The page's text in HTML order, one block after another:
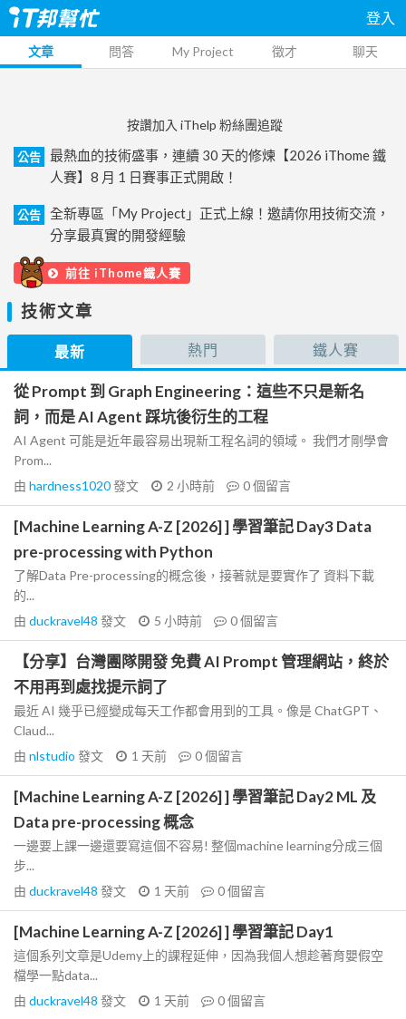
登入
文章 問答 My Project 徵才 聊天
按讚加入 iThelp 粉絲團追蹤
公告
最熱血的技術盛事，連續 30 天的修煉【2026 iThome 鐵
人賽】8 月 1 日賽事正式開啟！
公告
全新專區「My Project」正式上線！邀請你用技術交流，
分享最真實的開發經驗
前往 iThome鐵人賽
技術文章
最新 熱門 鐵人賽
從 Prompt 到 Graph Engineering：這些不只是新名
詞，而是 AI Agent 踩坑後衍生的工程
AI Agent 可能是近年最容易出現新工程名詞的領域。 我們才剛學會
Prom...
由 hardness1020發文 2 小時前 0個留言
[Machine Learning A-Z [2026] ] 學習筆記 Day3 Data
pre-processing with Python
了解Data Pre-processing的概念後，接著就是要實作了 資料下載
的...
由 duckravel48 發文 5 小時前 0個留言
【分享】台灣團隊開發 免費 AI Prompt 管理網站，終於
不用再到處找提示詞了
最近 AI 幾乎已經變成每天工作都會用到的工具。像是 ChatGPT、
Claud...
由 nlstudio 發文 1 天前 0個留言
[Machine Learning A-Z [2026] ] 學習筆記 Day2 ML 及
Data pre-processing 概念
一邊要上課一邊還要寫這個不容易! 整個machine learning分成三個
步...
由 duckravel48 發文 1 天前 0個留言
[Machine Learning A-Z [2026] ] 學習筆記 Day1
這個系列文章是Udemy上的課程延伸，因為我個人想趁著育嬰假空
檔學一點data...
由 duckravel48 發文 1 天前 0個留言